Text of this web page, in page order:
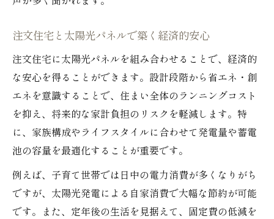
注文住宅と太陽光パネルで築く経済的安心
注文住宅に太陽光パネルを組み合わせることで、経済的
な安心を得ることができます。設計段階から省エネ・創
エネを意識することで、住まい全体のランニングコスト
を抑え、将来的な家計負担のリスクを軽減します。特
に、家族構成やライフスタイルに合わせて発電量や蓄電
池の容量を最適化することが重要です。
例えば、子育て世帯では日中の電力消費が多くなりがち
ですが、太陽光発電による自家消費で大幅な節約が可能
です。また、定年後の生活を見据えて、固定費の低減を